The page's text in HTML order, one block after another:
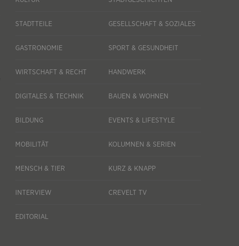
STADTTEILE GESELLSCHAFT & SOZIALES
GASTRONOMIE SPORT & GESUNDHEIT
WIRTSCHAFT & RECHT HANDWERK
DIGITALES & TECHNIK BAUEN & WOHNEN
BILDUNG EVENTS & LIFESTYLE
MOBILITÄT KOLUMNEN & SERIEN
MENSCH & TIER KURZ & KNAPP
INTERVIEW CREVELT TV
EDITORIAL